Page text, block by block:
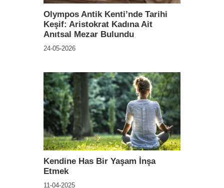
Olympos Antik Kenti’nde Tarihi
Keşif: Aristokrat Kadına Ait
Anıtsal Mezar Bulundu
24-05-2026
Kendine Has Bir Yaşam İnşa
Etmek
11-04-2025